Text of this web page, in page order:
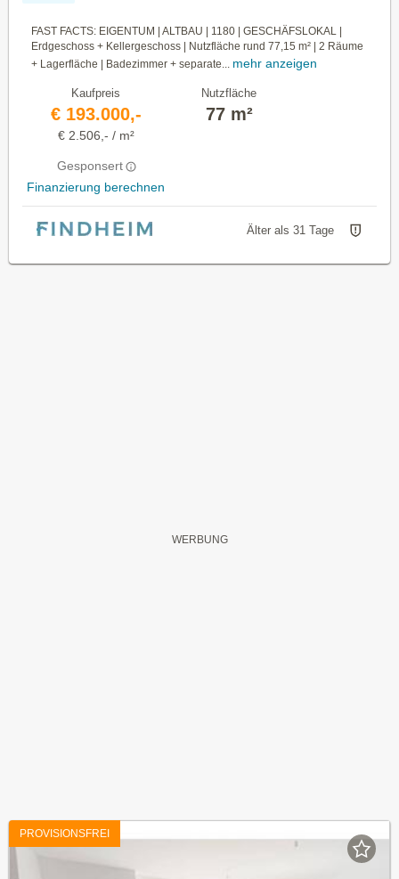
FAST FACTS: EIGENTUM | ALTBAU | 1180 | GESCHÄFSLOKAL |
Erdgeschoss + Kellergeschoss | Nutzfläche rund 77,15 m² | 2 Räume
+ Lagerfläche | Badezimmer + separate... mehr anzeigen
Kaufpreis
€ 193.000,-
€ 2.506,- / m²
Gesponsert
Finanzierung berechnen
Nutzfläche
77 m²
Älter als 31 Tage
PROVISIONSFREI